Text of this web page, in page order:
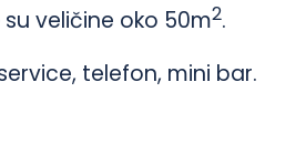
su veličine oko 50m2.
telefon, mini bar.